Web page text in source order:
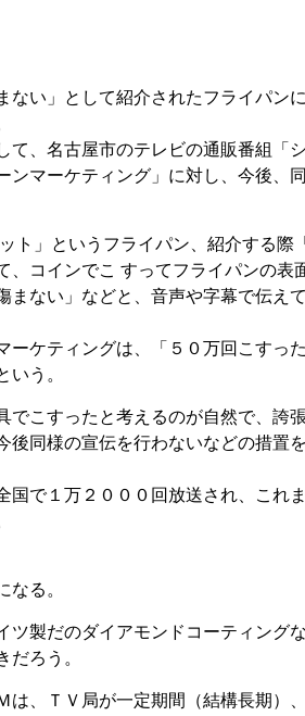
ない」として紹介されたフライパン
、名古屋市のテレビの通販番組「
ンマーケティング」に対し、今後、
ト」というフライパン、紹介する際
、コインでこ すってフライパンの表
まない」などと、音声や字幕で伝え
ーケティングは、「５０万回こすっ
う。
でこすったと考えるのが自然で、誇
後同様の宣伝を行わないなどの措置
国で１万２０００回放送され、これ
る。
ツ製だのダイアモンドコーティング
ろう。
は、ＴＶ局が一定期間（結構長期）